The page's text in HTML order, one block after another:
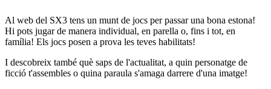
Al web del SX3 tens un munt de jocs per passar una bona estona!
Hi pots jugar de manera individual, en parella o, fins i tot, en
família! Els jocs posen a prova les teves habilitats!
I descobreix també què saps de l'actualitat, a quin personatge de
ficció t'assembles o quina paraula s'amaga darrere d'una imatge!